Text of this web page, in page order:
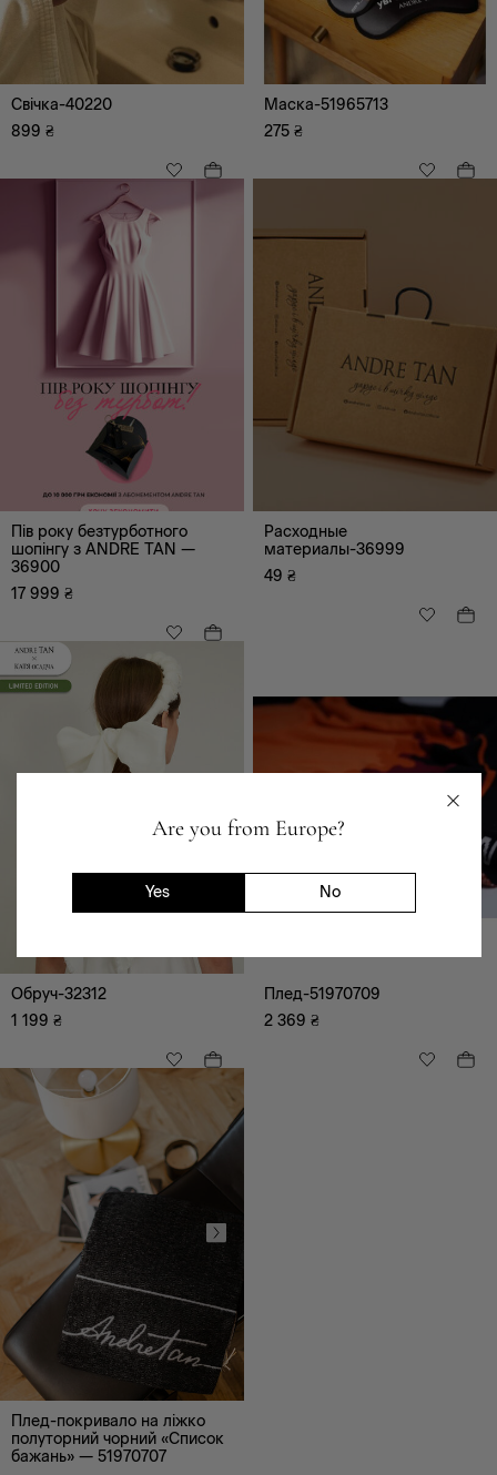
Are you from Europe?
Yes No
Головні убори,
Рукавички, мітенки
ШТ.
чорний
Свічка-40220
899 ₴
Маска-51965713
275 ₴
Пів року безтурботного
шопінгу з ANDRE TAN —
36900
17 999 ₴
Расходные
материалы-36999
49 ₴
Обруч-32312
1 199 ₴
Плед-51970709
2 369 ₴
Плед-покривало на ліжко
полуторний чорний «Список
бажань» — 51970707